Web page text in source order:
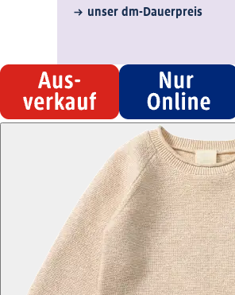
unser dm-Dauerpreis